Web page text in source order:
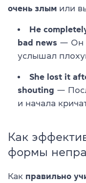
очень злым или
He
bad news — Он
услышал
She lost it
shouting —
и начала
Как
формы
Как правильно